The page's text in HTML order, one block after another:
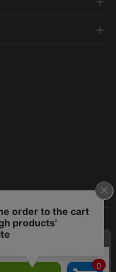
・セレクトショップ